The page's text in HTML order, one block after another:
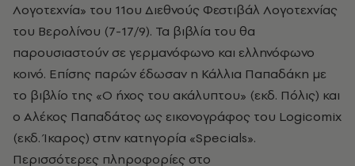
Λογοτεχνία» του 11oυ Διεθνούς Φεστιβάλ Λογοτεχνίας
του Βερολίνου (7-17/9). Τα βιβλία του θα
παρουσιαστούν σε γερμανόφωνο και ελληνόφωνο
κοινό. Επίσης παρών έδωσαν η Κάλλια Παπαδάκη με
το βιβλίο της «Ο ήχος του ακάλυπτου» (εκδ. Πόλις) και
ο Αλέκος Παπαδάτος ως εικονογράφος του Logicomix
(εκδ. Ίκαρος) στην κατηγορία «Specials».
Περισσότερες πληροφορίες στο